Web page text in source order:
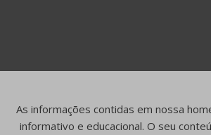
As informações contidas em nossa
informativo e educacional. O seu